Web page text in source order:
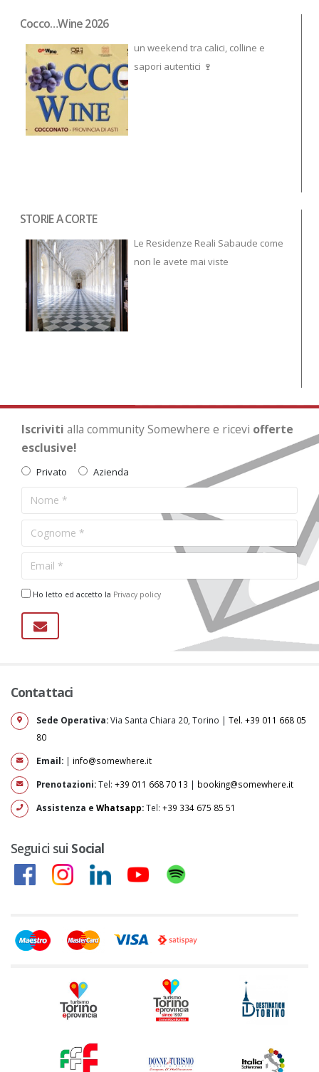
Cocco…Wine 2026
un weekend tra calici, colline e
sapori autentici 🍷
STORIE A CORTE
Le Residenze Reali Sabaude come
non le avete mai viste
Iscriviti alla community Somewhere e ricevi offerte
esclusive!
Privato Azienda
Ho letto ed accetto la Privacy policy
Contattaci
Sede Operativa:Via Santa Chiara 20, Torino | Tel. +39 011 668 05
80
Email: | info@somewhere.it
Prenotazioni:Tel: +39 011 668 70 13 | booking@somewhere.it
Assistenza e Whatsapp:Tel: +39 334 675 85 51
Seguici sui Social